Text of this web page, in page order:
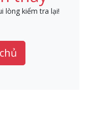
lòng kiểm tra lại!